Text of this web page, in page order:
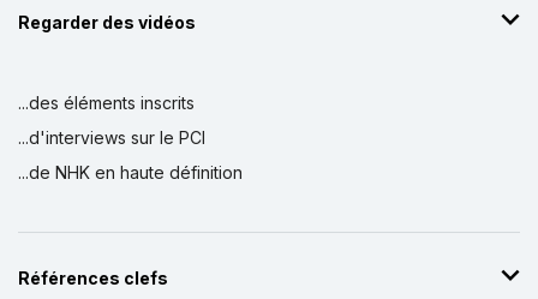
Regarder des vidéos
...des éléments inscrits
...d'interviews sur le PCI
...de NHK en haute définition
Références clefs